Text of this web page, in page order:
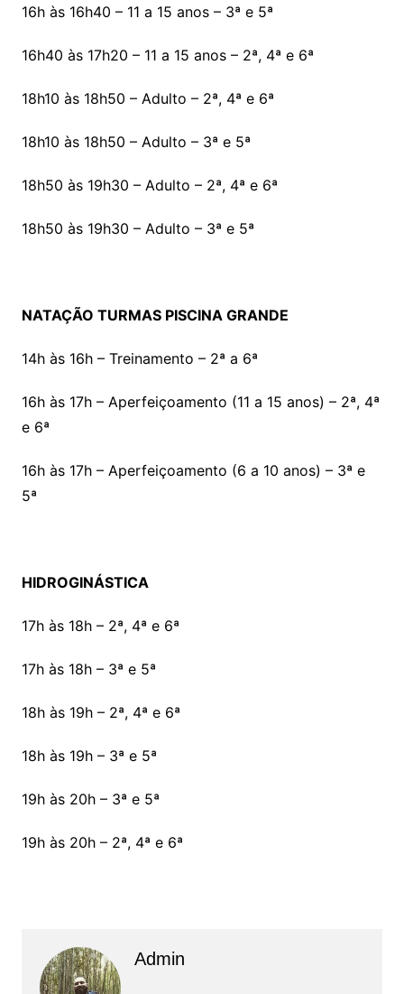
16h às 16h40 – 11 a 15 anos – 3ª e 5ª
16h40 às 17h20 – 11 a 15 anos – 2ª, 4ª e 6ª
18h10 às 18h50 – Adulto – 2ª, 4ª e 6ª
18h10 às 18h50 – Adulto – 3ª e 5ª
18h50 às 19h30 – Adulto – 2ª, 4ª e 6ª
18h50 às 19h30 – Adulto – 3ª e 5ª
NATAÇÃO TURMAS PISCINA GRANDE
14h às 16h – Treinamento – 2ª a 6ª
16h às 17h – Aperfeiçoamento (11 a 15 anos) – 2ª, 4ª
e 6ª
16h às 17h – Aperfeiçoamento (6 a 10 anos) – 3ª e
5ª
HIDROGINÁSTICA
17h às 18h – 2ª, 4ª e 6ª
17h às 18h – 3ª e 5ª
18h às 19h – 2ª, 4ª e 6ª
18h às 19h – 3ª e 5ª
19h às 20h – 3ª e 5ª
19h às 20h – 2ª, 4ª e 6ª
Admin